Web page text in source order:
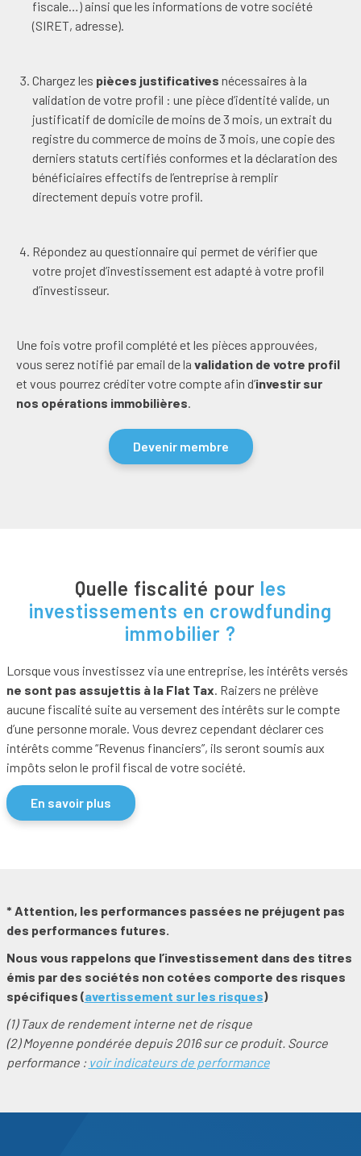
fiscale…) ainsi que les informations de votre société
(SIRET, adresse).
Chargez les pièces justificatives nécessaires à la
validation de votre profil : une pièce d’identité valide, un
justificatif de domicile de moins de 3 mois, un extrait du
registre du commerce de moins de 3 mois, une copie des
derniers statuts certifiés conformes et la déclaration des
bénéficiaires effectifs de l’entreprise à remplir
directement depuis votre profil.
Répondez au questionnaire qui permet de vérifier que
votre projet d’investissement est adapté à votre profil
d’investisseur.
Une fois votre profil complété et les pièces approuvées,
vous serez notifié par email de la validation de votre profil
et vous pourrez créditer votre compte afin d’investir sur
nos opérations immobilières.
Devenir membre
Quelle fiscalité pour les
investissements en crowdfunding
immobilier ?
Lorsque vous investissez via une entreprise, les intérêts versés
ne sont pas assujettis à la Flat Tax. Raizers ne prélève
aucune fiscalité suite au versement des intérêts sur le compte
d’une personne morale. Vous devrez cependant déclarer ces
intérêts comme “Revenus financiers”, ils seront soumis aux
impôts selon le profil fiscal de votre société.
En savoir plus
* Attention, les performances passées ne préjugent pas
des performances futures.
Nous vous rappelons que l’investissement dans des titres
émis par des sociétés non cotées comporte des risques
spécifiques (avertissement sur les risques)
(1) Taux de rendement interne net de risque
(2) Moyenne pondérée depuis 2016 sur ce produit. Source
performance : voir indicateurs de performance